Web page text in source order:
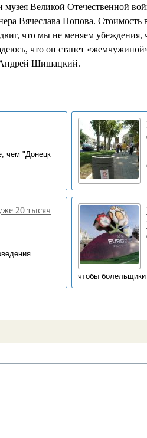
Великой Отечественной
Вячеслава Попова.
что мы не меняем убеждения,
что он станет
Андрей Шишацкий.
чем "Донецк
20 тысяч
чтобы болельщики